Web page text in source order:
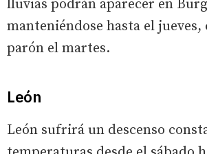
lluvias podrán aparecer en
manteniéndose hasta el
parón el martes.
León
León sufrirá un descenso